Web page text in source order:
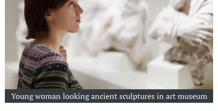
Young woman looking ancient sculptures in art museum